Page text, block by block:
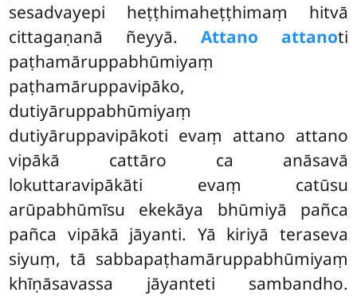
sesadvayepi heṭṭhimaheṭṭhimaṃ hitvā
cittagaṇanā ñeyyā. Attano attanoti
paṭhamāruppabhūmiyaṃ
paṭhamāruppavipāko,
dutiyāruppabhūmiyaṃ
dutiyāruppavipākoti evaṃ attano attano
vipākā cattāro ca anāsavā
lokuttaravipākāti evaṃ catūsu
arūpabhūmīsu ekekāya bhūmiyā pañca
pañca vipākā jāyanti. Yā kiriyā teraseva
siyuṃ, tā sabbapaṭhamāruppabhūmiyaṃ
khīṇāsavassa jāyanteti sambandho.